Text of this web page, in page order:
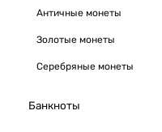
Античные монеты
Золотые монеты
Серебряные монеты
Банкноты